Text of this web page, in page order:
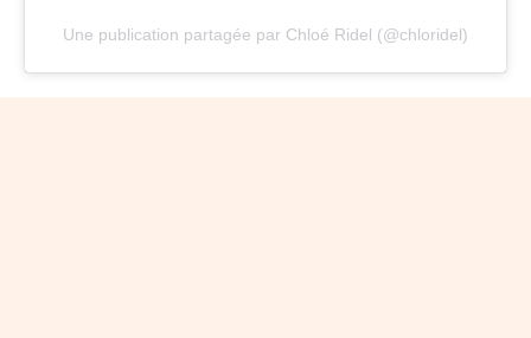
Une publication partagée par Chloé Ridel (@chloridel)